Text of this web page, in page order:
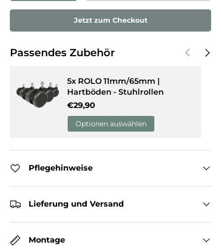
Jetzt zum Checkout
Passendes Zubehör Vorherige
5x ROLO 11mm/65mm |
Hartböden - Stuhlrollen
Normaler Preis
€29,90
Optionen auswählen
Pflegehinweise
Lieferung und Versand
Montage